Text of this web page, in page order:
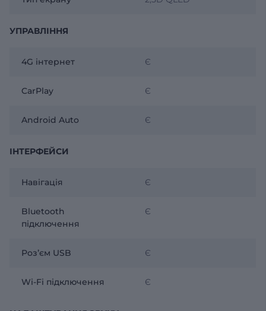
УПРАВЛІННЯ
4G інтернет Є
CarPlay Є
Android Auto Є
ІНТЕРФЕЙСИ
Навігація Є
Bluetooth
підключення
Є
Розʼєм USB Є
Wi-Fi підключення Є